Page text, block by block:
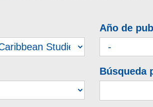
Año de
Búsqueda